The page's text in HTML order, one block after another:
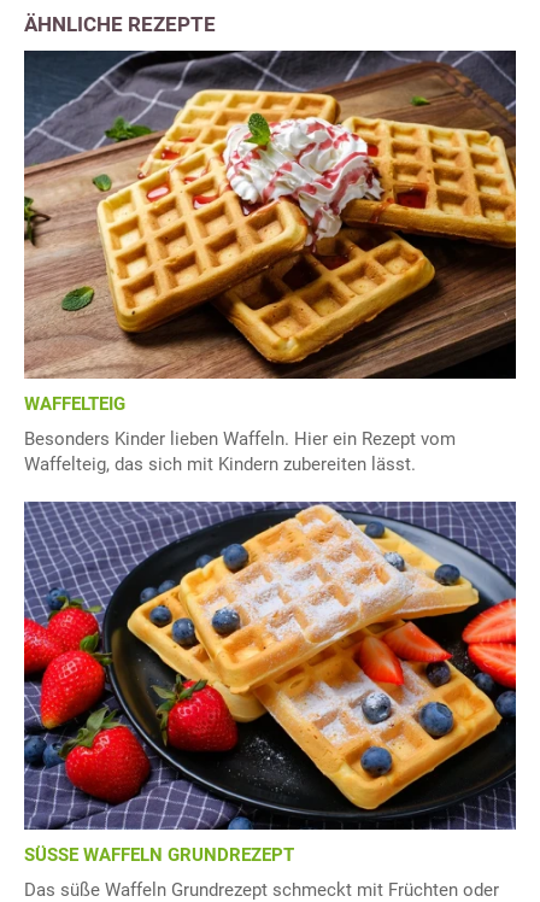
ÄHNLICHE REZEPTE
WAFFELTEIG
Besonders Kinder lieben Waffeln. Hier ein Rezept vom
Waffelteig, das sich mit Kindern zubereiten lässt.
SÜSSE WAFFELN GRUNDREZEPT
Das süße Waffeln Grundrezept schmeckt mit Früchten oder